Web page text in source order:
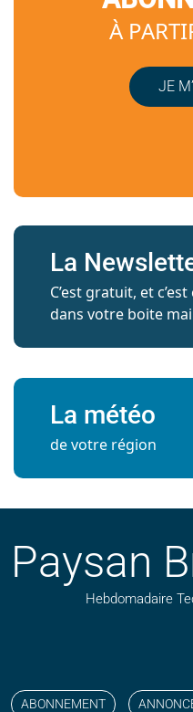
À
JE
La
C’est gratuit, et
dans votre boite
La météo
de votre région
Paysan
Hebdomadaire
ABONNEMENT